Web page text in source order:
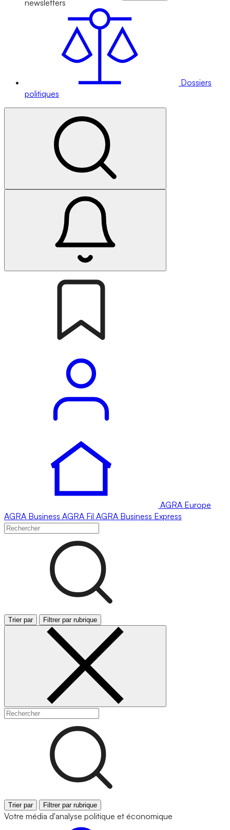
newsletters
Dossiers
politiques
AGRA Europe
AGRA Business AGRA Fil AGRA Business Express
Trier par Filtrer par rubrique
Trier par Filtrer par rubrique
Votre média d'analyse politique et économique